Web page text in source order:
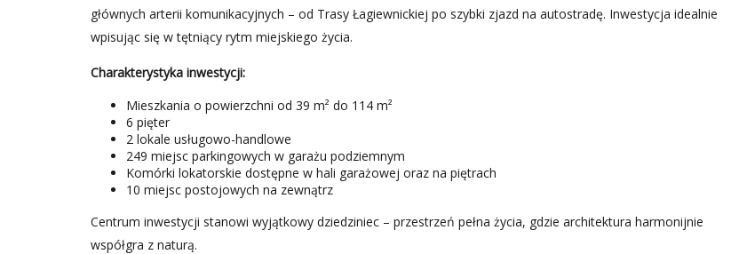
głównych arterii komunikacyjnych – od Trasy Łagiewnickiej po szybki zjazd na autostradę. Inwestycja idealnie
wpisując się w tętniący rytm miejskiego życia.
Charakterystyka inwestycji:
Mieszkania o powierzchni od 39 m² do 114 m²
6 pięter
2 lokale usługowo-handlowe
249 miejsc parkingowych w garażu podziemnym
Komórki lokatorskie dostępne w hali garażowej oraz na piętrach
10 miejsc postojowych na zewnątrz
Centrum inwestycji stanowi wyjątkowy dziedziniec – przestrzeń pełna życia, gdzie architektura harmonijnie
współgra z naturą.